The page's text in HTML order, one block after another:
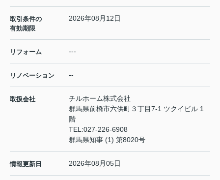
取引条件の
有効期限
2026年08月12日
リフォーム ---
リノベーション --
取扱会社
チルホーム株式会社
群馬県前橋市六供町３丁目7-1 ツクイビル 1
階
TEL:027-226-6908
群馬県知事 (1) 第8020号
情報更新日 2026年08月05日